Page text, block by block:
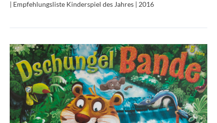
| Empfehlungsliste Kinderspiel des Jahres | 2016